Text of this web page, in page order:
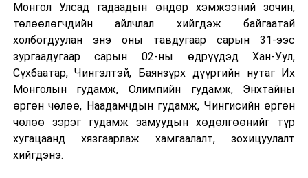
Монгол Улсад гадаадын өндөр хэмжээний зочин,
төлөөлөгчдийн айлчлал хийгдэж байгаатай
холбогдуулан энэ оны тавдугаар сарын 31-ээс
зургаадугаар сарын 02-ны өдрүүдэд Хан-Уул,
Сүхбаатар, Чингэлтэй, Баянзүрх дүүргийн нутаг Их
Монголын гудамж, Олимпийн гудамж, Энхтайны
өргөн чөлөө, Наадамчдын гудамж, Чингисийн өргөн
чөлөө зэрэг гудамж замуудын хөдөлгөөнийг түр
хугацаанд хязгаарлаж хамгаалалт, зохицуулалт
хийгдэнэ.